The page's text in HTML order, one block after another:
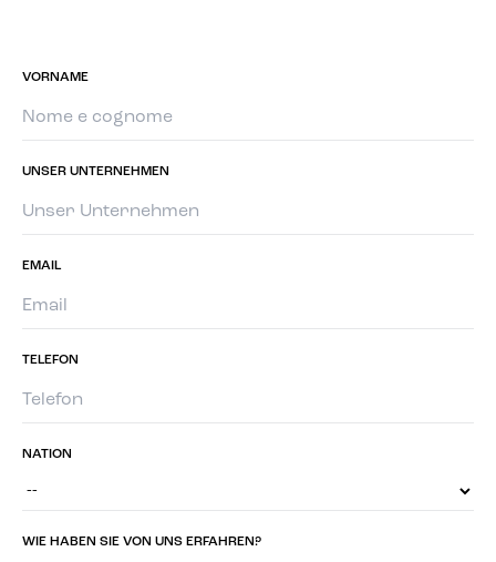
VORNAME
UNSER UNTERNEHMEN
EMAIL
TELEFON
NATION
WIE HABEN SIE VON UNS ERFAHREN?